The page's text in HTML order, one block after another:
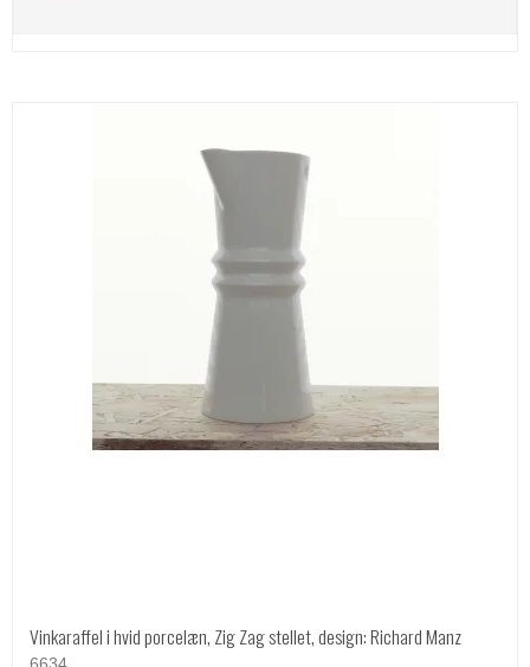
Vinkaraffel i hvid porcelæn, Zig Zag stellet, design: Richard Manz